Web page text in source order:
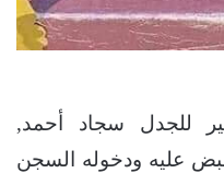
للجدل سجاد أحمد,
عليه ودخوله السجن